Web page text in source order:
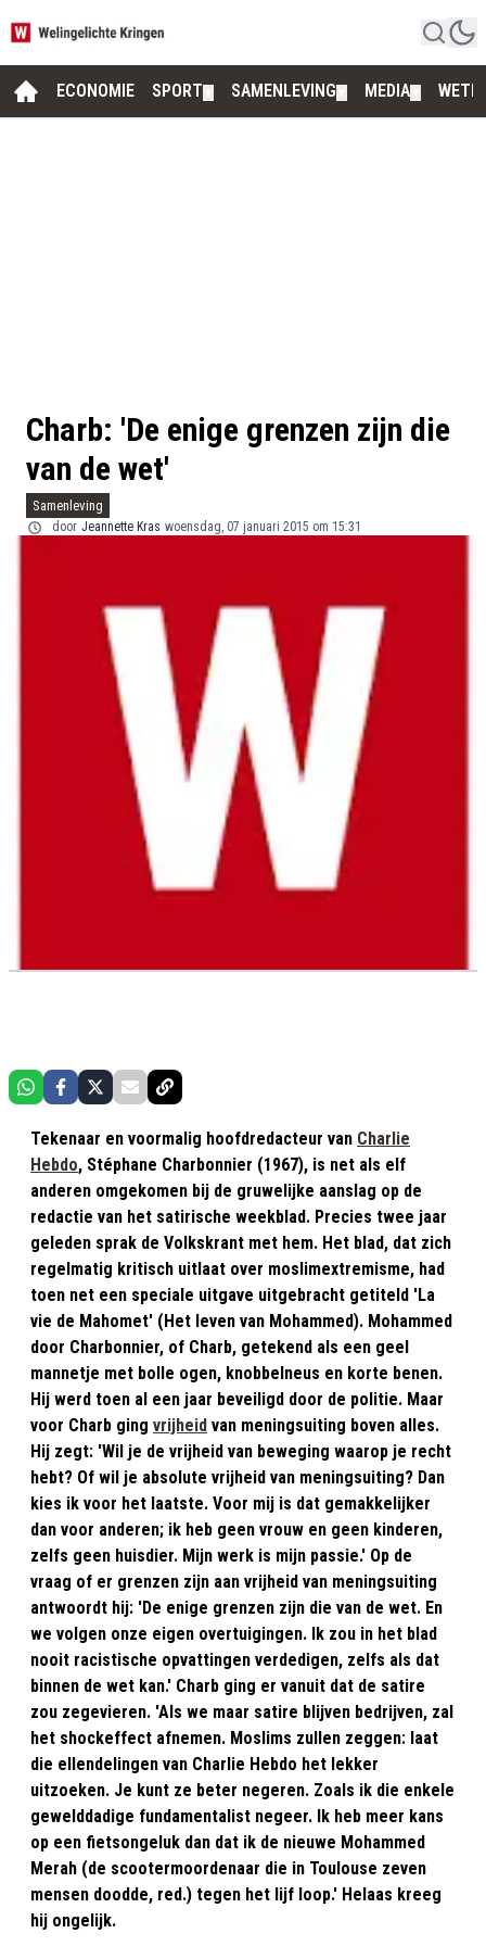
ECONOMIE SPORT SAMENLEVING MEDIA
Charb: 'De enige grenzen zijn die
van de wet'
Samenleving
door Jeannette Kras woensdag, 07 januari 2015 om 15:31
Tekenaar en voormalig hoofdredacteur van Charlie
Hebdo, Stéphane Charbonnier (1967), is net als elf
anderen omgekomen bij de gruwelijke aanslag op de
redactie van het satirische weekblad. Precies twee jaar
geleden sprak de Volkskrant met hem. Het blad, dat zich
regelmatig kritisch uitlaat over moslimextremisme, had
toen net een speciale uitgave uitgebracht getiteld 'La
vie de Mahomet' (Het leven van Mohammed). Mohammed
door Charbonnier, of Charb, getekend als een geel
mannetje met bolle ogen, knobbelneus en korte benen.
Hij werd toen al een jaar beveiligd door de politie. Maar
voor Charb ging vrijheid van meningsuiting boven alles.
Hij zegt: 'Wil je de vrijheid van beweging waarop je recht
hebt? Of wil je absolute vrijheid van meningsuiting? Dan
kies ik voor het laatste. Voor mij is dat gemakkelijker
dan voor anderen; ik heb geen vrouw en geen kinderen,
zelfs geen huisdier. Mijn werk is mijn passie.' Op de
vraag of er grenzen zijn aan vrijheid van meningsuiting
antwoordt hij: 'De enige grenzen zijn die van de wet. En
we volgen onze eigen overtuigingen. Ik zou in het blad
nooit racistische opvattingen verdedigen, zelfs als dat
binnen de wet kan.' Charb ging er vanuit dat de satire
zou zegevieren. 'Als we maar satire blijven bedrijven, zal
het shockeffect afnemen. Moslims zullen zeggen: laat
die ellendelingen van Charlie Hebdo het lekker
uitzoeken. Je kunt ze beter negeren. Zoals ik die enkele
gewelddadige fundamentalist negeer. Ik heb meer kans
op een fietsongeluk dan dat ik de nieuwe Mohammed
Merah (de scootermoordenaar die in Toulouse zeven
mensen doodde, red.) tegen het lijf loop.' Helaas kreeg
hij ongelijk.